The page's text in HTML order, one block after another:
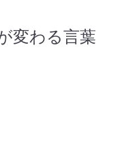
変わる言葉